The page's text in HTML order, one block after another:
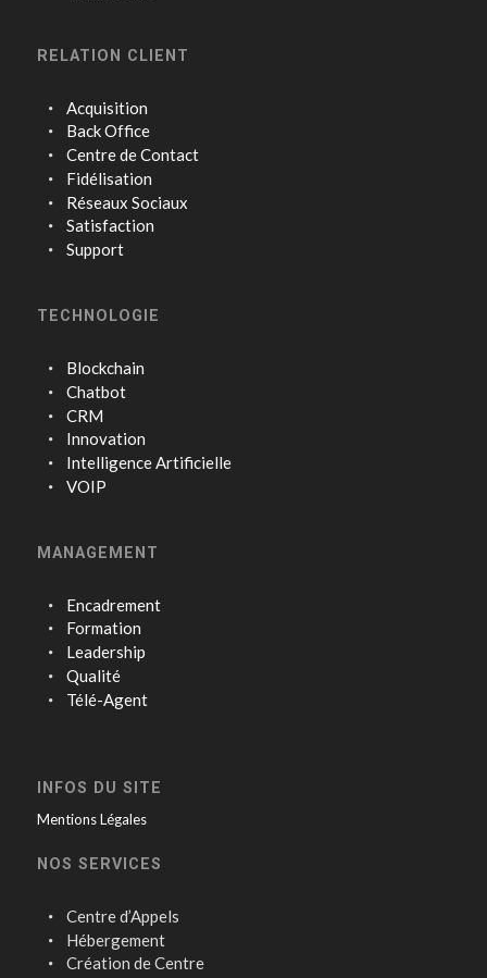
RELATION CLIENT
Acquisition
Back Office
Centre de Contact
Fidélisation
Réseaux Sociaux
Satisfaction
Support
TECHNOLOGIE
Blockchain
Chatbot
CRM
Innovation
Intelligence Artificielle
VOIP
MANAGEMENT
Encadrement
Formation
Leadership
Qualité
Télé-Agent
INFOS DU SITE
Mentions Légales
NOS SERVICES
Centre d’Appels
Hébergement
Création de Centre